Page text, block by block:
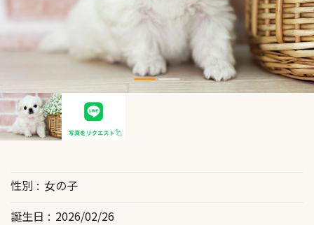
性別
女の子
誕生日
2026/02/26